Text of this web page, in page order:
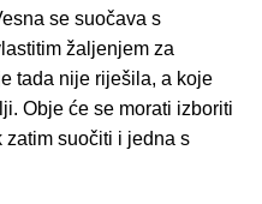
se suočava s
žaljenjem za
tada nije riješila, a koje
Obje će se morati izboriti
zatim suočiti i jedna s